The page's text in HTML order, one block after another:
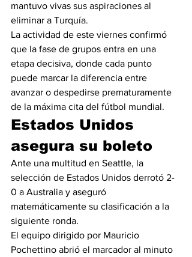
mantuvo vivas sus aspiraciones al
eliminar a Turquía.
La actividad de este viernes confirmó
que la fase de grupos entra en una
etapa decisiva, donde cada punto
puede marcar la diferencia entre
avanzar o despedirse prematuramente
de la máxima cita del fútbol mundial.
Estados Unidos
asegura su boleto
Ante una multitud en Seattle, la
selección de Estados Unidos derrotó 2-
0 a Australia y aseguró
matemáticamente su clasificación a la
siguiente ronda.
El equipo dirigido por Mauricio
Pochettino abrió el marcador al minuto